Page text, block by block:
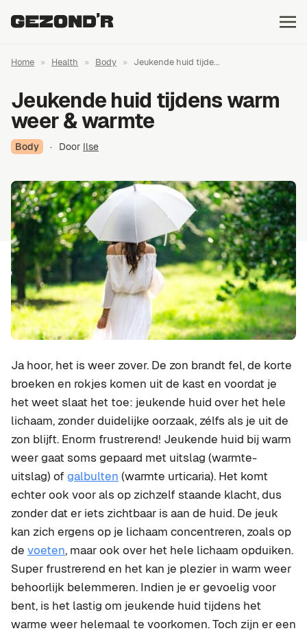
Home » Health » Body » Jeukende huid tijde...
Jeukende huid tijdens warm
weer & warmte
Body · Door Ilse
Ja hoor, het is weer zover. De zon brandt fel, de korte
broeken en rokjes komen uit de kast en voordat je
het weet slaat het toe: jeukende huid over het hele
lichaam, zonder duidelijke oorzaak, zélfs als je uit de
zon blijft. Enorm frustrerend! Jeukende huid bij warm
weer gaat soms gepaard met uitslag (warmte-
uitslag) of galbulten (warmte urticaria). Het komt
echter ook voor als op zichzelf staande klacht, dus
zonder dat er iets zichtbaar is aan de huid. De jeuk
kan zich ergens op je lichaam concentreren, zoals op
de voeten, maar ook over het hele lichaam opduiken.
Super frustrerend en het kan je plezier in warm weer
behoorlijk belemmeren. Indien je er gevoelig voor
bent, is het lastig om jeukende huid tijdens het
warme weer helemaal te voorkomen. Toch zijn er een